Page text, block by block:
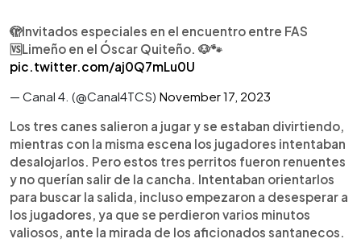
🫣Invitados especiales en el encuentro entre FAS
🆚Limeño en el Óscar Quiteño. 🐶🐾
pic.twitter.com/aj0Q7mLu0U
— Canal 4. (@Canal4TCS) November 17, 2023
Los tres canes salieron a jugar y se estaban divirtiendo,
mientras con la misma escena los jugadores intentaban
desalojarlos. Pero estos tres perritos fueron renuentes
y no querían salir de la cancha. Intentaban orientarlos
para buscar la salida, incluso empezaron a desesperar a
los jugadores, ya que se perdieron varios minutos
valiosos, ante la mirada de los aficionados santanecos.